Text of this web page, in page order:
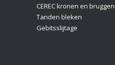
CEREC kronen en bruggen
Tanden bleken
Gebitsslijtage